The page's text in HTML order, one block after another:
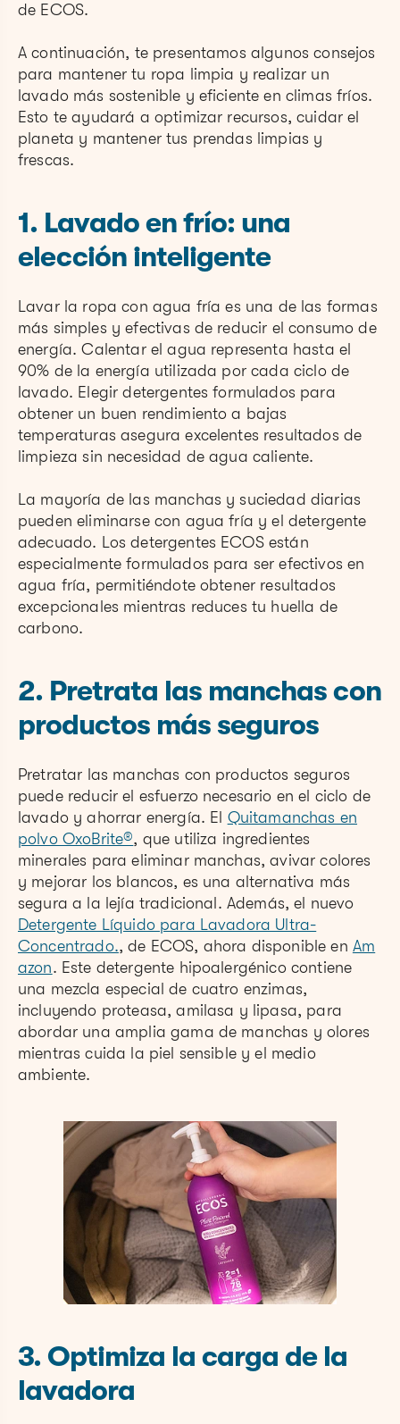
de ECOS.
A continuación, te presentamos algunos consejos
para mantener tu ropa limpia y realizar un
lavado más sostenible y eficiente en climas fríos.
Esto te ayudará a optimizar recursos, cuidar el
planeta y mantener tus prendas limpias y
frescas.
1. Lavado en frío: una
elección inteligente
Lavar la ropa con agua fría es una de las formas
más simples y efectivas de reducir el consumo de
energía. Calentar el agua representa hasta el
90% de la energía utilizada por cada ciclo de
lavado. Elegir detergentes formulados para
obtener un buen rendimiento a bajas
temperaturas asegura excelentes resultados de
limpieza sin necesidad de agua caliente.
La mayoría de las manchas y suciedad diarias
pueden eliminarse con agua fría y el detergente
adecuado. Los detergentes ECOS están
especialmente formulados para ser efectivos en
agua fría, permitiéndote obtener resultados
excepcionales mientras reduces tu huella de
carbono.
2. Pretrata las manchas con
productos más seguros
Pretratar las manchas con productos seguros
puede reducir el esfuerzo necesario en el ciclo de
lavado y ahorrar energía. El Quitamanchas en
polvo OxoBrite®, que utiliza ingredientes
minerales para eliminar manchas, avivar colores
y mejorar los blancos, es una alternativa más
segura a la lejía tradicional. Además, el nuevo
Detergente Líquido para Lavadora Ultra-
Concentrado., de ECOS, ahora disponible en Am
azon. Este detergente hipoalergénico contiene
una mezcla especial de cuatro enzimas,
incluyendo proteasa, amilasa y lipasa, para
abordar una amplia gama de manchas y olores
mientras cuida la piel sensible y el medio
ambiente.
3. Optimiza la carga de la
lavadora